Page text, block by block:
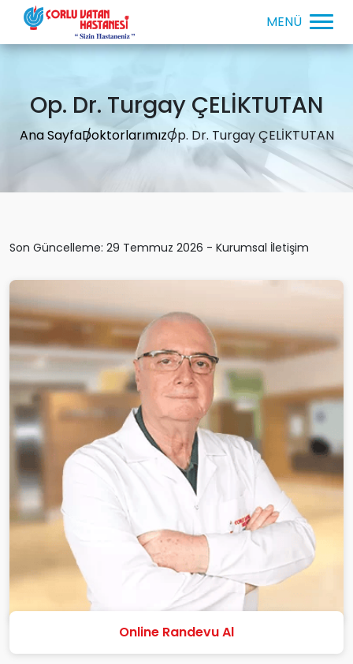
Op. Dr. Turgay ÇELİKTUTAN
Ana SayfaDoktorlarımızOp. Dr. Turgay ÇELİKTUTAN
Son Güncelleme: 29 Temmuz 2026 - Kurumsal İletişim
Online Randevu Al